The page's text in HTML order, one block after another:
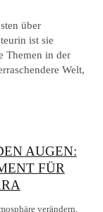
über
ist sie
Themen in der
Welt,
AUGEN:
FÜR
verändern,